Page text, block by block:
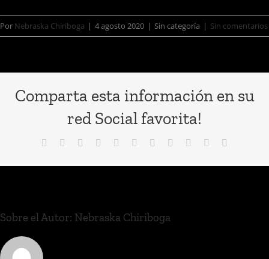
Por Nebraska Chiriboga | 4 agosto 2020 | Sin categoría | Sin comentarios
Comparta esta información en su
red Social favorita!
Sobre el Autor: Nebraska Chiriboga